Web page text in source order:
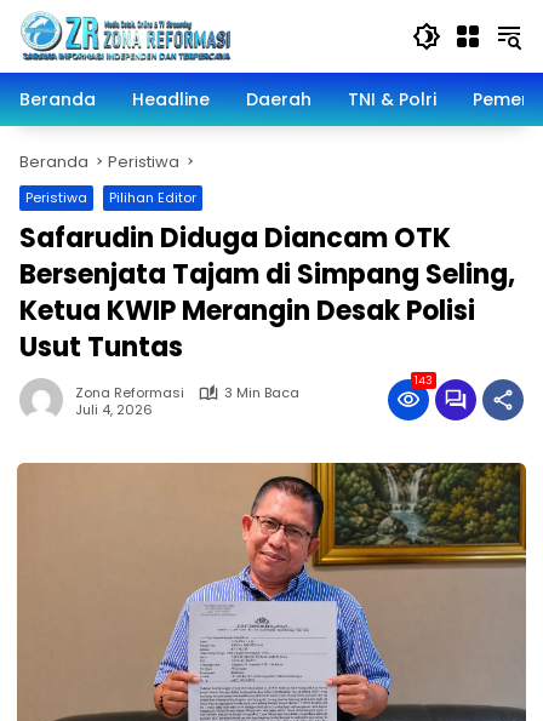
Langsung
konten
Beranda
Headline Daerah TNI & Polri
Beranda Peristiwa
Peristiwa Pilihan Editor
Safarudin Diduga Diancam OTK
Bersenjata Tajam di Simpang Seling,
Ketua KWIP Merangin Desak Polisi
Usut Tuntas
Zona Reformasi
3 Min Baca
Juli 4, 2026
143